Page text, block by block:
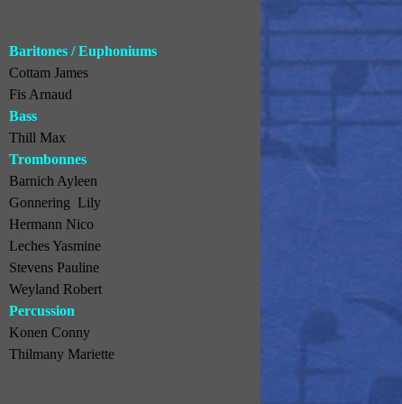
Baritones / Euphoniums
Cottam James
Fis Arnaud
Bass
Thill Max
Trombonnes
Barnich Ayleen
Gonnering Lily
Hermann Nico
Leches Yasmine
Stevens Pauline
Weyland Robert
Percussion
Konen Conny
Thilmany Mariette